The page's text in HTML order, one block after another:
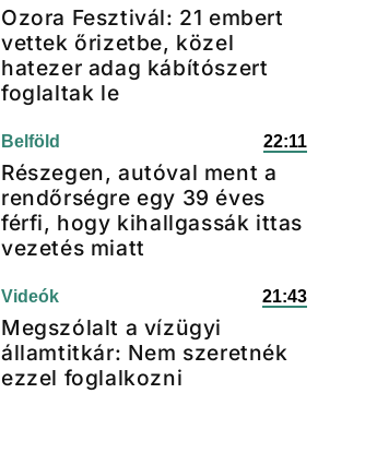
Ozora Fesztivál: 21 embert
vettek őrizetbe, közel
hatezer adag kábítószert
foglaltak le
Belföld 22:11
Részegen, autóval ment a
rendőrségre egy 39 éves
férfi, hogy kihallgassák ittas
vezetés miatt
Videók 21:43
Megszólalt a vízügyi
államtitkár: Nem szeretnék
ezzel foglalkozni